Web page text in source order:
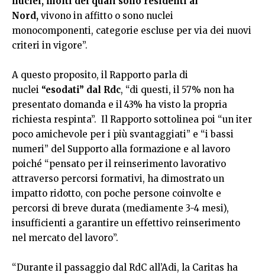
Nord, vivono in affitto o sono nuclei
monocomponenti, categorie escluse per via dei nuovi
criteri in vigore”.
A questo proposito, il Rapporto parla di
nuclei “esodati” dal Rdc, “di questi, il 57% non ha
presentato domanda e il 43% ha visto la propria
richiesta respinta”. Il Rapporto sottolinea poi “un iter
poco amichevole per i più svantaggiati” e “i bassi
numeri” del Supporto alla formazione e al lavoro
poiché “pensato per il reinserimento lavorativo
attraverso percorsi formativi, ha dimostrato un
impatto ridotto, con poche persone coinvolte e
percorsi di breve durata (mediamente 3-4 mesi),
insufficienti a garantire un effettivo reinserimento
nel mercato del lavoro”.
“Durante il passaggio dal RdC all’Adi, la Caritas ha